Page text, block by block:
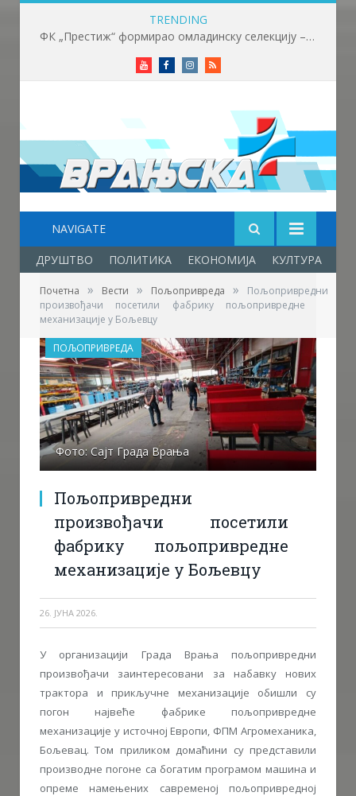
TRENDING
ФК „Престиж“ формирао омладинску селекцију – нови корак у развоју младих фудбалера
YoutubeFacebookInstagram
RSS
NAVIGATE
ДРУШТВО ПОЛИТИКА ЕКОНОМИЈА КУЛТУРА
Почетна » Вести » Пољопривреда »
Пољопривредни
произвођачи посетили фабрику пољопривредне
механизације у Бољевцу
Фото: Сајт Града Врања
Пољопривредни
произвођачи посетили
фабрику пољопривредне
механизације у Бољевцу
26. ЈУНА 2026.
ПОЉОПРИВРЕДА
У организацији Града Врања пољопривредни
произвођачи заинтересовани за набавку нових
трактора и прикључне механизације обишли су
погон највеће фабрике пољопривредне
механизације у источној Европи, ФПМ Агромеханика,
Бољевац. Том приликом домаћини су представили
производне погоне са богатим програмом машина и
опреме намењених савременој пољопривредној